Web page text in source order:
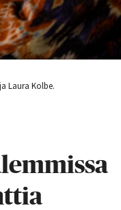
Professori Laura